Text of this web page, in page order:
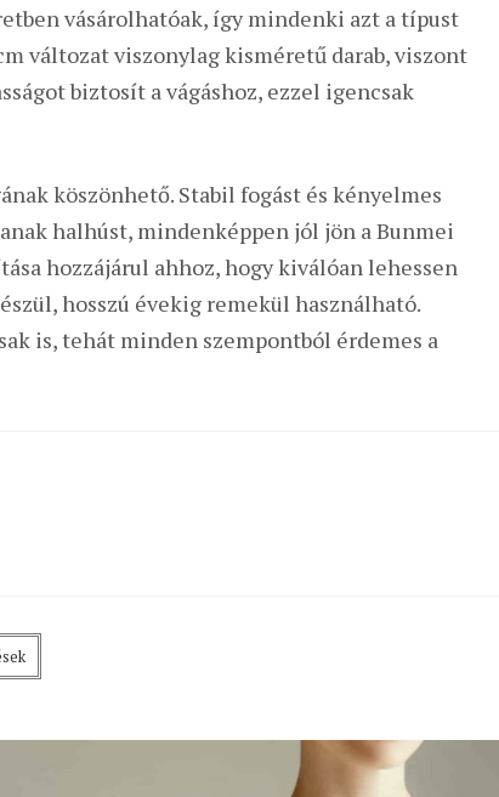
vásárolhatóak, így mindenki azt a típust
változat viszonylag kisméretű darab, viszont
biztosít a vágáshoz, ezzel igencsak
köszönhető. Stabil fogást és kényelmes
halhúst, mindenképpen jól jön a Bunmei
hozzájárul ahhoz, hogy kiválóan lehessen
hosszú évekig remekül használható.
is, tehát minden szempontból érdemes a